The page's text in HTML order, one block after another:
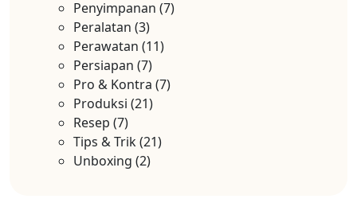
Penyimpanan (7)
Peralatan (3)
Perawatan (11)
Persiapan (7)
Pro & Kontra (7)
Produksi (21)
Resep (7)
Tips & Trik(21)
Unboxing (2)